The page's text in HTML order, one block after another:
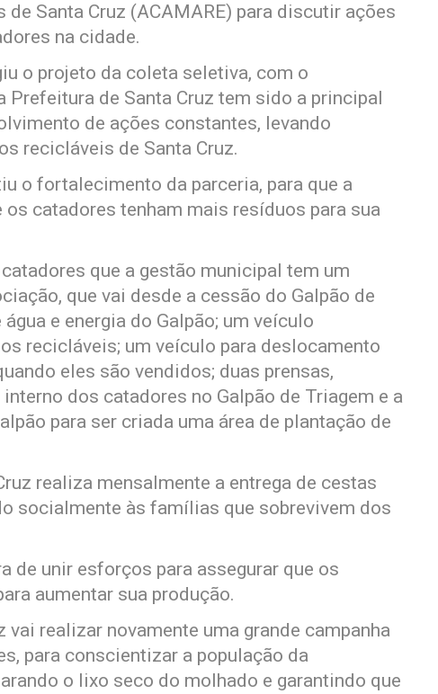
Santa Cruz (ACAMARE) para discutir ações
na cidade.
o projeto da coleta seletiva, com o
de Santa Cruz tem sido a principal
de ações constantes, levando
recicláveis de Santa Cruz.
o fortalecimento da parceria, para que a
catadores tenham mais resíduos para sua
que a gestão municipal tem um
que vai desde a cessão do Galpão de
e energia do Galpão; um veículo
recicláveis; um veículo para deslocamento
eles são vendidos; duas prensas,
dos catadores no Galpão de Triagem e a
para ser criada uma área de plantação de
realiza mensalmente a entrega de cestas
socialmente às famílias que sobrevivem dos
de unir esforços para assegurar que os
aumentar sua produção.
vai realizar novamente uma grande campanha
para conscientizar a população da
o lixo seco do molhado e garantindo que